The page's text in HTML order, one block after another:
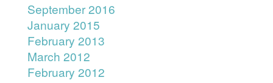
September 2016
January 2015
February 2013
March 2012
February 2012